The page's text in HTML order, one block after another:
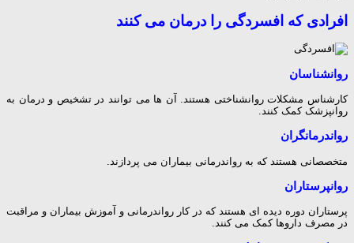
افرادی که افسردگی را درمان می کنند
روانشناسان
کارشناس مشکلات روانشناختی هستند. آن ها می توانند در تشخیص و درمان به
روانپزشک کمک کنند.
رواندرمانگران
متخصصانی هستند که به رواندرمانی بیماران می پردازند.
روانپرستاران
پرستاران دوره دیده ای هستند که در کار رواندرمانی و آموزش بیماران و مراقبت
در مصرف داروها کمک می کنند.